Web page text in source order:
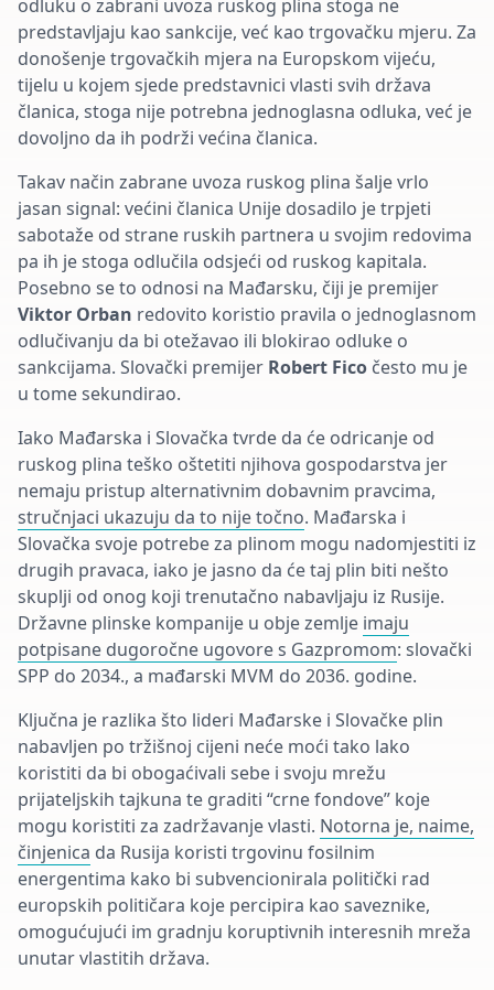
odluku o zabrani uvoza ruskog plina stoga ne
predstavljaju kao sankcije, već kao trgovačku mjeru. Za
donošenje trgovačkih mjera na Europskom vijeću,
tijelu u kojem sjede predstavnici vlasti svih država
članica, stoga nije potrebna jednoglasna odluka, već je
dovoljno da ih podrži većina članica.
Takav način zabrane uvoza ruskog plina šalje vrlo
jasan signal: većini članica Unije dosadilo je trpjeti
sabotaže od strane ruskih partnera u svojim redovima
pa ih je stoga odlučila odsjeći od ruskog kapitala.
Posebno se to odnosi na Mađarsku, čiji je premijer
Viktor Orban redovito koristio pravila o jednoglasnom
odlučivanju da bi otežavao ili blokirao odluke o
sankcijama. Slovački premijer Robert Fico često mu je
u tome sekundirao.
Iako Mađarska i Slovačka tvrde da će odricanje od
ruskog plina teško oštetiti njihova gospodarstva jer
nemaju pristup alternativnim dobavnim pravcima,
stručnjaci ukazuju da to nije točno. Mađarska i
Slovačka svoje potrebe za plinom mogu nadomjestiti iz
drugih pravaca, iako je jasno da će taj plin biti nešto
skuplji od onog koji trenutačno nabavljaju iz Rusije.
Državne plinske kompanije u obje zemlje imaju
potpisane dugoročne ugovore s Gazpromom: slovački
SPP do 2034., a mađarski MVM do 2036. godine.
Ključna je razlika što lideri Mađarske i Slovačke plin
nabavljen po tržišnoj cijeni neće moći tako lako
koristiti da bi obogaćivali sebe i svoju mrežu
prijateljskih tajkuna te graditi “crne fondove” koje
mogu koristiti za zadržavanje vlasti. Notorna je, naime,
činjenica da Rusija koristi trgovinu fosilnim
energentima kako bi subvencionirala politički rad
europskih političara koje percipira kao saveznike,
omogućujući im gradnju koruptivnih interesnih mreža
unutar vlastitih država.